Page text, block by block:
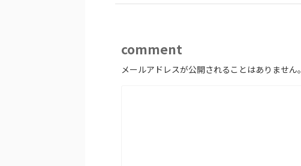
comment
メールアドレスが公開されることはありません。